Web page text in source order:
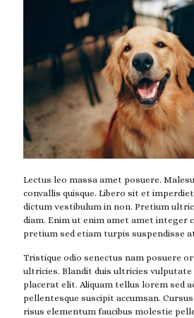
Lectus leo massa amet posuere.
convallis quisque. Libero sit et imperdiet
dictum vestibulum in non. Pretium
diam. Enim ut enim amet amet integer
pretium sed etiam turpis suspendisse
Tristique odio senectus nam posuere
ultricies. Blandit duis ultricies
placerat elit. Aliquam tellus lorem sed
pellentesque suscipit accumsan.
risus elementum faucibus molestie